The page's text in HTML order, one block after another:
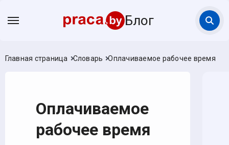
Блог
Главная страница Словарь Оплачиваемое рабочее время
Оплачиваемое
рабочее время